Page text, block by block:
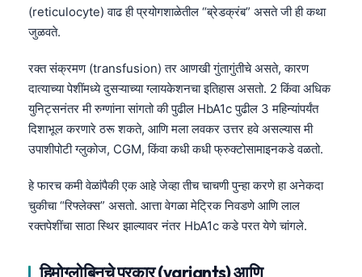
(reticulocyte) वाढ ही प्रयोगशाळेतील “ब्रेडक्रंब” असते जी ही कथा
जुळवते.
रक्त संक्रमण (transfusion) तर आणखी गुंतागुंतीचे असते, कारण
दात्याच्या पेशींमध्ये दुसऱ्याच्या ग्लायकेशनचा इतिहास असतो. 2 किंवा अधिक
युनिट्सनंतर मी रुग्णांना सांगतो की पुढील HbA1c पुढील 3 महिन्यांपर्यंत
दिशाभूल करणारे ठरू शकते, आणि मला लवकर उत्तर हवे असल्यास मी
उपाशीपोटी ग्लुकोज, CGM, किंवा कधी कधी फ्रुक्टोसामाइनकडे वळतो.
हे फारच कमी वेळांपैकी एक आहे जेव्हा तीच चाचणी पुन्हा करणे हा अनेकदा
चुकीचा “रिफ्लेक्स” असतो. आत्ता वेगळा मेट्रिक निवडणे आणि लाल
रक्तपेशींचा साठा स्थिर झाल्यावर नंतर HbA1c कडे परत येणे चांगले.
हिमोग्लोबिनचे प्रकार (variants) आणि
Frysk
Norsk bokmål